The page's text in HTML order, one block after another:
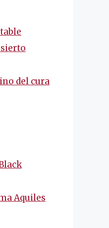
del cura
Aquiles